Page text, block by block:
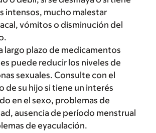
intensos, mucho malestar
vómitos o disminución del
largo plazo de medicamentos
puede reducir los niveles de
sexuales. Consulte con el
de su hijo si tiene un interés
en el sexo, problemas de
ausencia de período menstrual
de eyaculación.